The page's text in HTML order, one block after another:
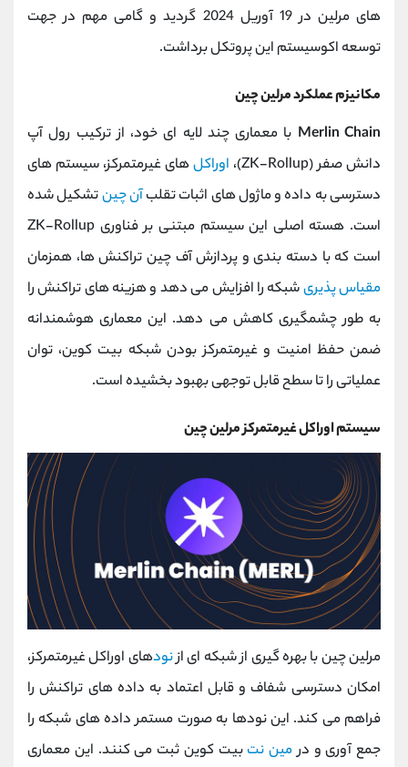
های مرلین در 19 آوریل 2024 گردید و گامی مهم در جهت
توسعه اکوسیستم این پروتکل برداشت.
مکانیزم عملکرد مرلین چین
Merlin Chain با معماری چند لایه ‌ای خود، از ترکیب رول ‌آپ
دانش صفر (ZK-Rollup)،
اوراکل‌های غیرمتمرکز، سیستم ‌های
دسترسی به داده و ماژول ‌های اثبات تقلبآن چینتشکیل شده
است. هسته اصلی این سیستم مبتنی بر فناوری ZK-Rollup
است که با دسته ‌بندی و پردازش آف ‌چین تراکنش ‌ها، همزمان
مقیاس‌ پذیریشبکه را افزایش می ‌دهد و هزینه ‌های تراکنش را
به ‌طور چشمگیری کاهش می ‌دهد. این معماری هوشمندانه
ضمن حفظ امنیت و غیرمتمرکز بودن شبکه بیت ‌کوین، توان
عملیاتی را تا سطح قابل‌ توجهی بهبود بخشیده است.
سیستم اوراکل غیرمتمرکز مرلین چین
مرلین چین با بهره ‌گیری از شبکه ‌ای ازنودهای اوراکل غیرمتمرکز،
امکان دسترسی شفاف و قابل ‌اعتماد به داده ‌های تراکنش را
فراهم می کند. این نودها به‌ صورت مستمر داده‌ های شبکه را
جمع ‌آوری و درمین ‌نت بیت‌ کوین ثبت می کنند. این معماری